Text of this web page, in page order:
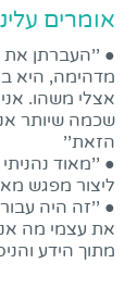
אומרים
● ''העברתן
מדהימה, היא
אצלי משהו.
שכמה שיותר
הזאת''
● ''מאוד
ליצור מפגש
● ''זה היה
את עצמי מה
מתוך הידע